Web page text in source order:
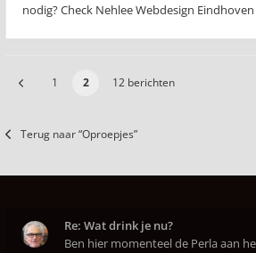
nodig? Check Nehlee Webdesign Eindhoven
1 2 12 berichten
Terug naar “Oproepjes”
Re: Wat drink je nu?
Ben hier momenteel de Perla aan